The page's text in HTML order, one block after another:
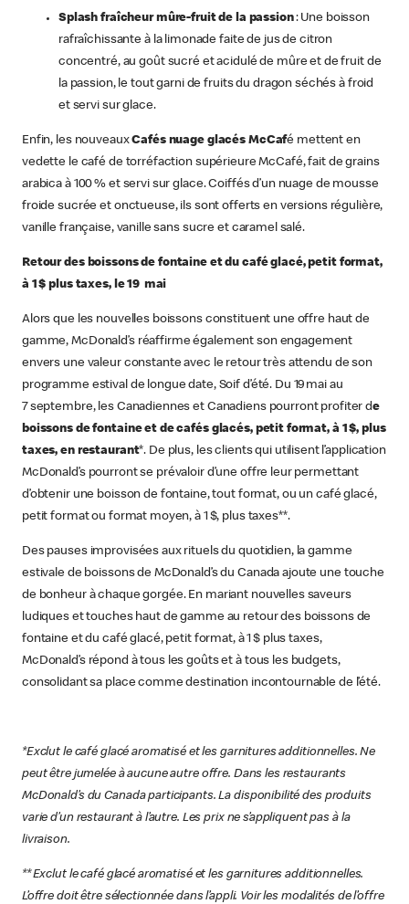
Splash fraîcheur mûre-fruit de la passion: Une boisson
rafraîchissante à la limonade faite de jus de citron
concentré, au goût sucré et acidulé de mûre et de fruit de
la passion, le tout garni de fruits du dragon séchés à froid
et servi sur glace.
Enfin, les nouveauxCafés nuage glacés McCafé mettent en
vedette le café de torréfaction supérieure McCafé, fait de grains
arabica à 100 % et servi sur glace. Coiffés d’un nuage de mousse
froide sucrée et onctueuse, ils sont offerts en versions régulière,
vanille française, vanille sans sucre et caramel salé.
Retour des boissons de fontaine et du café glacé, petit format,
à 1 $ plus taxes, le 19 mai
Alors que les nouvelles boissons constituent une offre haut de
gamme, McDonald’s réaffirme également son engagement
envers une valeur constante avec le retour très attendu de son
programme estival de longue date, Soif d’été. Du 19 mai au
7 septembre, les Canadiennes et Canadiens pourront profiter de
boissons de fontaine et de cafés glacés, petit format, à 1 $, plus
taxes, en restaurant*. De plus, les clients qui utilisent l’application
McDonald’s pourront se prévaloir d’une offre leur permettant
d’obtenir une boisson de fontaine, tout format, ou un café glacé,
petit format ou format moyen, à 1 $, plus taxes**.
Des pauses improvisées aux rituels du quotidien, la gamme
estivale de boissons de McDonald’s du Canada ajoute une touche
de bonheur à chaque gorgée. En mariant nouvelles saveurs
ludiques et touches haut de gamme au retour des boissons de
fontaine et du café glacé, petit format, à 1 $ plus taxes,
McDonald’s répond à tous les goûts et à tous les budgets,
consolidant sa place comme destination incontournable de l’été.
*Exclut le café glacé aromatisé et les garnitures additionnelles. Ne
peut être jumelée à aucune autre offre. Dans les restaurants
McDonald’s du Canada participants. La disponibilité des produits
varie d’un restaurant à l’autre. Les prix ne s’appliquent pas à la
livraison.
** Exclut le café glacé aromatisé et les garnitures additionnelles.
L’offre doit être sélectionnée dans l’appli. Voir les modalités de l’offre